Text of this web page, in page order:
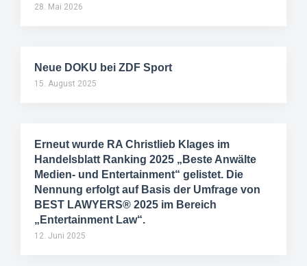
28. Mai 2026
Neue DOKU bei ZDF Sport
15. August 2025
Erneut wurde RA Christlieb Klages im
Handelsblatt Ranking 2025 „Beste Anwälte
Medien- und Entertainment“ gelistet. Die
Nennung erfolgt auf Basis der Umfrage von
BEST LAWYERS® 2025 im Bereich
„Entertainment Law“.
12. Juni 2025